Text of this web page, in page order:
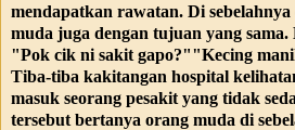
mendapatkan rawatan. Di
muda juga dengan tujuan yang
"Pok cik ni sakit gapo?""Kecing
Tiba-tiba kakitangan hospital
masuk seorang pesakit yang tidak
tersebut bertanya orang muda di